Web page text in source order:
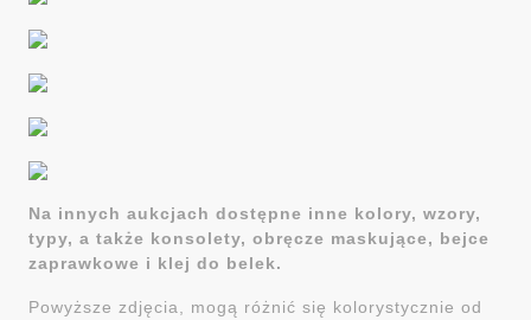
Na innych aukcjach dostępne inne kolory, wzory,
typy, a także konsolety, obręcze maskujące, bejce
zaprawkowe i klej do belek.
Powyższe zdjęcia, mogą różnić się kolorystycznie od